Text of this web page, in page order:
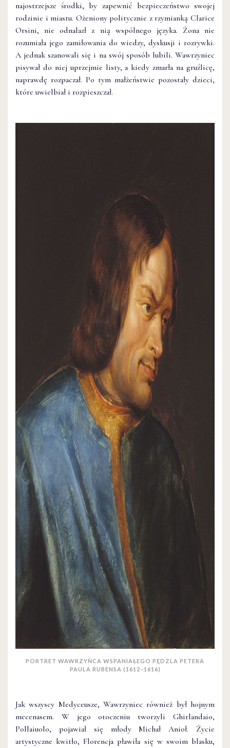
najostrzejsze środki, by zapewnić bezpieczeństwo swojej
rodzinie i miastu. Ożeniony politycznie z rzymianką Clarice
Orsini, nie odnalazł z nią wspólnego języka. Żona nie
rozumiała jego zamiłowania do wiedzy, dyskusji i rozrywki.
A jednak szanowali się i na swój sposób lubili. Wawrzyniec
pisywał do niej uprzejmie listy, a kiedy zmarła na gruźlicę,
naprawdę rozpaczał. Po tym małżeństwie pozostały dzieci,
które uwielbiał i rozpieszczał.
PORTRET WAWRZYŃCA WSPANIAŁEGO PĘDZLA PETERA
PAULA RUBENSA (1612–1616)
Jak wszyscy Medyceusze, Wawrzyniec również był hojnym
mecenasem. W jego otoczeniu tworzyli Ghirlandaio,
Pollaiuolo, pojawiał się młody Michał Anioł. Życie
artystyczne kwitło, Florencja pławiła się w swoim blasku,